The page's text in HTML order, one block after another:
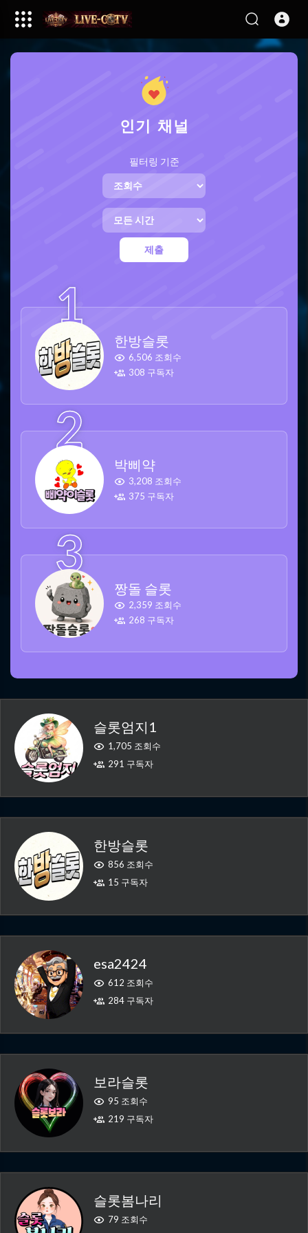
인기 채널
필터링 기준
제출
한방슬롯
6,506 조회수
308 구독자
박삐약
3,208 조회수
375 구독자
짱돌 슬롯
2,359 조회수
268 구독자
슬롯엄지1
1,705 조회수
291 구독자
한방슬롯
856 조회수
15 구독자
esa2424
612 조회수
284 구독자
보라슬롯
95 조회수
219 구독자
슬롯봄나리
79 조회수